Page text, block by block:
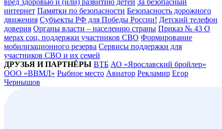
интернет Памятки по безопасности Безопасность дорожного
движения Субъекты РФ для Победы России! Детский телефон
доверия Органы власти – населению страны Приказ № 43 О
мерах соц. поддержки участников СВО Формирование
мобилизационного резерва Сервисы поддержки для
участников СВО и их семей
ДРУЗЬЯ И ПАРТНЁРЫ ВТБ АО «Ярославский бройлер»
ООО «ВВМЛ» Рыбное место Авиатор Рекламир Егор
Чернышов